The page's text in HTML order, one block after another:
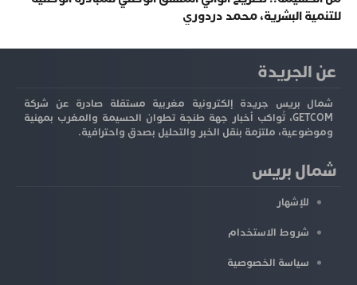
للتنمية البشرية، محمد دردوري
عن الجريدة
شمال بريس جريدة إلكترونية مغربية مستقلة صادرة عن شركة
GETCOM، تُواكب أخبار جهة طنجة تطوان الحسيمة والمغرب بمهنية
وموضوعية، ملتزمة بنقل الخبر والتحليل بصدق واحترافية.
شمال بريس
للإشهار
شروط الاستخدام
سياسة الخصوصية